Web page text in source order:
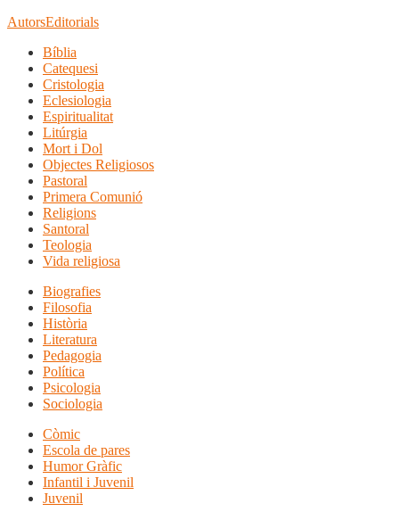
AutorsEditorials
Bíblia
Catequesi
Cristologia
Eclesiologia
Espiritualitat
Litúrgia
Mort i Dol
Objectes Religiosos
Pastoral
Primera Comunió
Religions
Santoral
Teologia
Vida religiosa
Biografies
Filosofia
Història
Literatura
Pedagogia
Política
Psicologia
Sociologia
Còmic
Escola de pares
Humor Gràfic
Infantil i Juvenil
Juvenil